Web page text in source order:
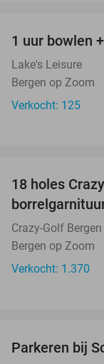
1 uur bowlen
Lake's Leisure
Bergen op Zoom
Verkocht: 125
18 holes
Crazy-Golf
Bergen op Zoom
Verkocht: 1.370
Parkeren bij